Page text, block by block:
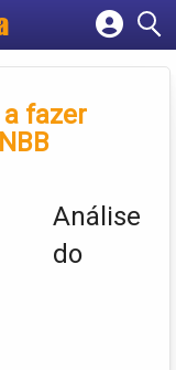
fazer
Análise
do